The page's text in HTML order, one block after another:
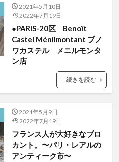
2021年5月10日
2022年7月19日
●PARIS-20区 Benoît
Castel Ménilmontant ブノ
ワカステル メニルモンタ
ン店
続きを読む
2021年5月9日
2022年7月19日
フランス人が大好きなブロ
カント。〜パリ・レアルの
アンティーク市〜